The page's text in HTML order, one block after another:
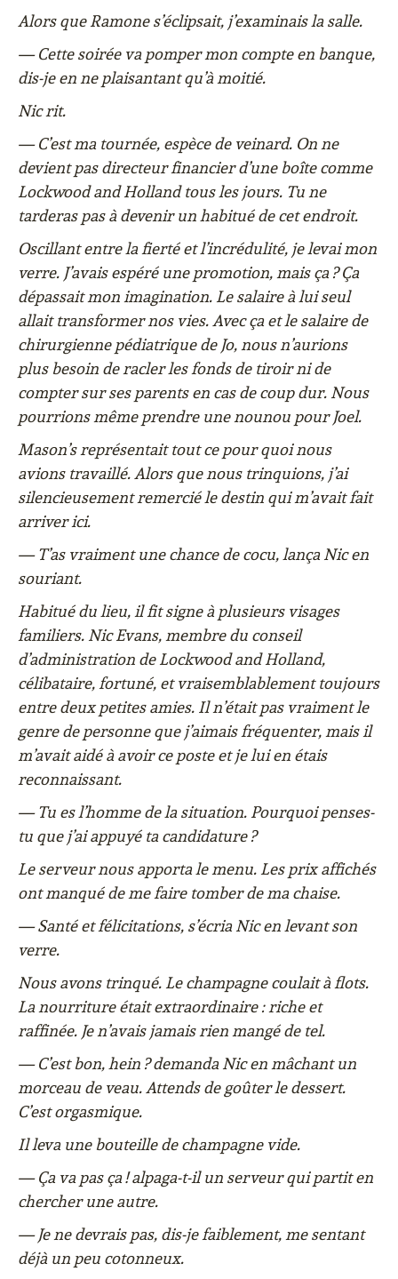
Alors que Ramone s’éclipsait, j’examinais la salle.
— Cette soirée va pomper mon compte en banque,
dis-je en ne plaisantant qu’à moitié.
Nic rit.
— C’est ma tournée, espèce de veinard. On ne
devient pas directeur financier d’une boîte comme
Lockwood and Holland tous les jours. Tu ne
tarderas pas à devenir un habitué de cet endroit.
Oscillant entre la fierté et l’incrédulité, je levai mon
verre. J’avais espéré une promotion, mais ça ? Ça
dépassait mon imagination. Le salaire à lui seul
allait transformer nos vies. Avec ça et le salaire de
chirurgienne pédiatrique de Jo, nous n’aurions
plus besoin de racler les fonds de tiroir ni de
compter sur ses parents en cas de coup dur. Nous
pourrions même prendre une nounou pour Joel.
Mason’s représentait tout ce pour quoi nous
avions travaillé. Alors que nous trinquions, j’ai
silencieusement remercié le destin qui m’avait fait
arriver ici.
— T’as vraiment une chance de cocu, lança Nic en
souriant.
Habitué du lieu, il fit signe à plusieurs visages
familiers. Nic Evans, membre du conseil
d’administration de Lockwood and Holland,
célibataire, fortuné, et vraisemblablement toujours
entre deux petites amies. Il n’était pas vraiment le
genre de personne que j’aimais fréquenter, mais il
m’avait aidé à avoir ce poste et je lui en étais
reconnaissant.
— Tu es l’homme de la situation. Pourquoi penses-
tu que j’ai appuyé ta candidature ?
Le serveur nous apporta le menu. Les prix affichés
ont manqué de me faire tomber de ma chaise.
— Santé et félicitations, s’écria Nic en levant son
verre.
Nous avons trinqué. Le champagne coulait à flots.
La nourriture était extraordinaire : riche et
raffinée. Je n’avais jamais rien mangé de tel.
— C’est bon, hein ? demanda Nic en mâchant un
morceau de veau. Attends de goûter le dessert.
C’est orgasmique.
Il leva une bouteille de champagne vide.
— Ça va pas ça ! alpaga-t-il un serveur qui partit en
chercher une autre.
— Je ne devrais pas, dis-je faiblement, me sentant
déjà un peu cotonneux.